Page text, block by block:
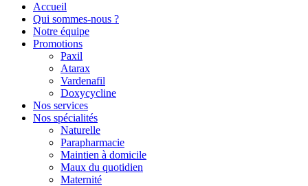
Accueil
Qui sommes-nous ?
Notre équipe
Promotions
Paxil
Atarax
Vardenafil
Doxycycline
Nos services
Nos spécialités
Naturelle
Parapharmacie
Maintien à domicile
Maux du quotidien
Maternité